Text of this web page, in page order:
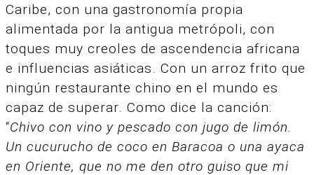
Caribe, con una gastronomía propia
alimentada por la antigua metrópoli, con
toques muy creoles de ascendencia africana
e influencias asiáticas. Con un arroz frito que
ningún restaurante chino en el mundo es
capaz de superar. Como dice la canción:
“Chivo con vino y pescado con jugo de limón.
Un cucurucho de coco en Baracoa o una ayaca
en Oriente, que no me den otro guiso que mi